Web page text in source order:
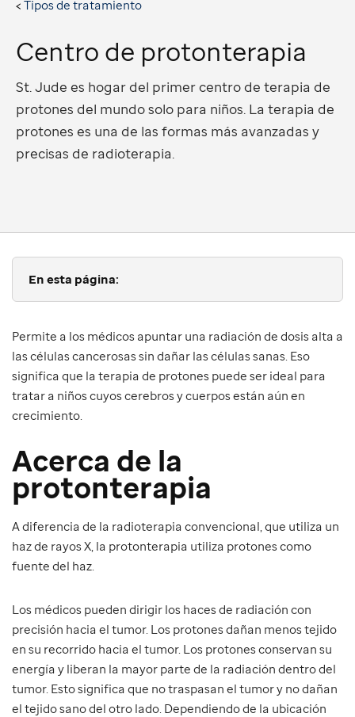
Tipos de tratamiento
Centro de protonterapia
St. Jude es hogar del primer centro de terapia de
protones del mundo solo para niños. La terapia de
protones es una de las formas más avanzadas y
precisas de radioterapia.
En esta página:
Permite a los médicos apuntar una radiación de dosis alta a
las células cancerosas sin dañar las células sanas. Eso
significa que la terapia de protones puede ser ideal para
tratar a niños cuyos cerebros y cuerpos están aún en
crecimiento.
Acerca de la
protonterapia
A diferencia de la radioterapia convencional, que utiliza un
haz de rayos X, la protonterapia utiliza protones como
fuente del haz.
Los médicos pueden dirigir los haces de radiación con
precisión hacia el tumor. Los protones dañan menos tejido
en su recorrido hacia el tumor. Los protones conservan su
energía y liberan la mayor parte de la radiación dentro del
tumor. Esto significa que no traspasan el tumor y no dañan
el tejido sano del otro lado. Dependiendo de la ubicación